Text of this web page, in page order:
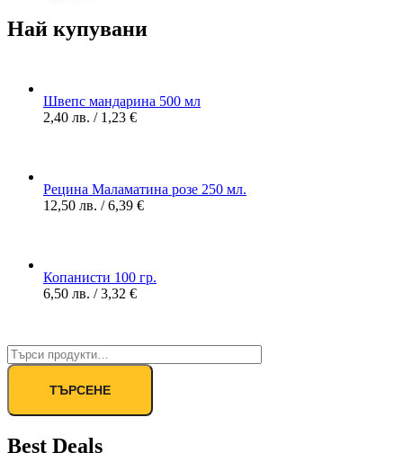
Най купувани
Швепс мандарина 500 мл
2,40 лв. / 1,23 €
Рецина Маламатина розе 250 мл.
12,50 лв. / 6,39 €
Копанисти 100 гр.
6,50 лв. / 3,32 €
ТЪРСЕНЕ
Best Deals